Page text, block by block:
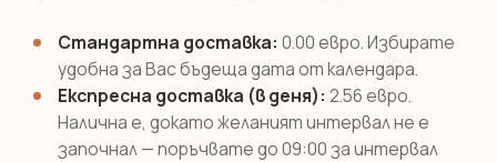
Стандартна доставка: 0.00 евро. Избирате
удобна за Вас бъдеща дата от календара.
Експресна доставка (в деня): 2.56 евро.
Налична е, докато желаният интервал не е
започнал — поръчвате до 09:00 за интервал